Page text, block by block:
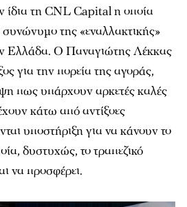
ίδια τη CNL Capital η οποία
συνώνυμο της «εναλλακτικής»
Ελλάδα. Ο Παναγιώτης Λέκκας
για την πορεία της αγοράς,
πως υπάρχουν αρκετές καλές
κάτω από αντίξοες
υποστήριξη για να κάνουν το
δυστυχώς, το τραπεζικό
να προσφέρει.